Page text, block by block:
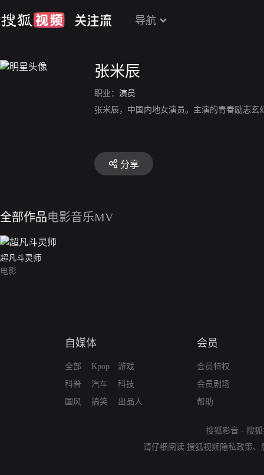
导航
张米辰
职业： 演员
张米辰，中国内地女演员。主演的青春励志玄
分享
全部作品电影音乐MV
超凡斗灵师
电影
自媒体
全部
科普
国风
Kpop
汽车
搞笑
游戏
科技
出品人
会员
会员特权
会员剧场
帮助
搜狐影音 - 搜
请仔细阅读 搜狐视频隐私政策、